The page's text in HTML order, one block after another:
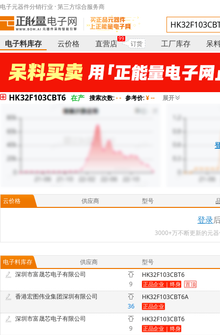
电子元器件分销行业 · 第三方综合服务商
电子料库存 云价格 直营店
99
订货 工厂库存 呆
HK32F103CBT6 在产 搜索次数:- - 参考价:¥ -- 展开
云价格 供应商 型号
登录
3000+万不断更新的元
电子料库存 供应商
型号
深圳市富晟芯电子有限公司
9
HK32F103CBT6
香港宏图伟业集团深圳有限公司
36
HK32F103CBT6A
深圳市富晟芯电子有限公司
9
HK32F103CBT6